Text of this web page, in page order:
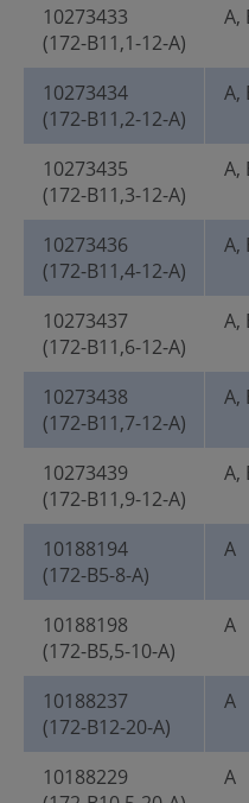
10273433
(172-B11,1-12-A)
A,
10273434
(172-B11,2-12-A)
A,
10273435
(172-B11,3-12-A)
A,
10273436
(172-B11,4-12-A)
A,
10273437
(172-B11,6-12-A)
A,
10273438
(172-B11,7-12-A)
A,
10273439
(172-B11,9-12-A)
A,
10188194
(172-B5-8-A)
A
10188198
(172-B5,5-10-A)
A
10188237
(172-B12-20-A)
A
10188229
A